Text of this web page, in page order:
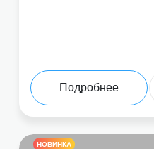
Подробнее
НОВИНКА